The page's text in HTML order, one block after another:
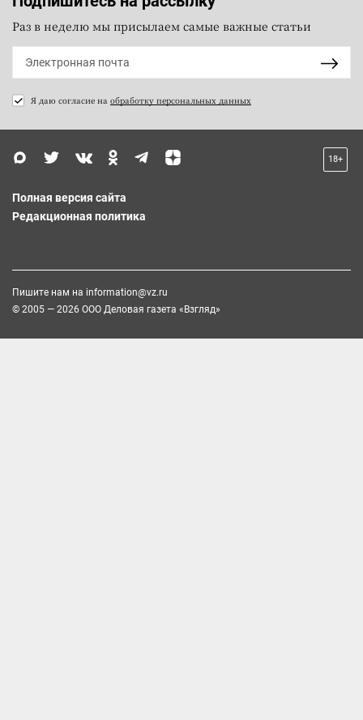
Раз в неделю мы присылаем самые важные статьи
Я даю согласие на обработку персональных данных
18+
Полная версия сайта
Редакционная политика
Пишите нам на information@vz.ru
© 2005 — 2026 ООО Деловая газета «Взгляд»